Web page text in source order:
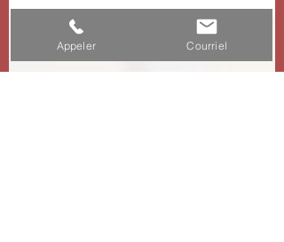
mutilation ou une infirmité
permanente sont punies de dix ans...
Appeler Courriel